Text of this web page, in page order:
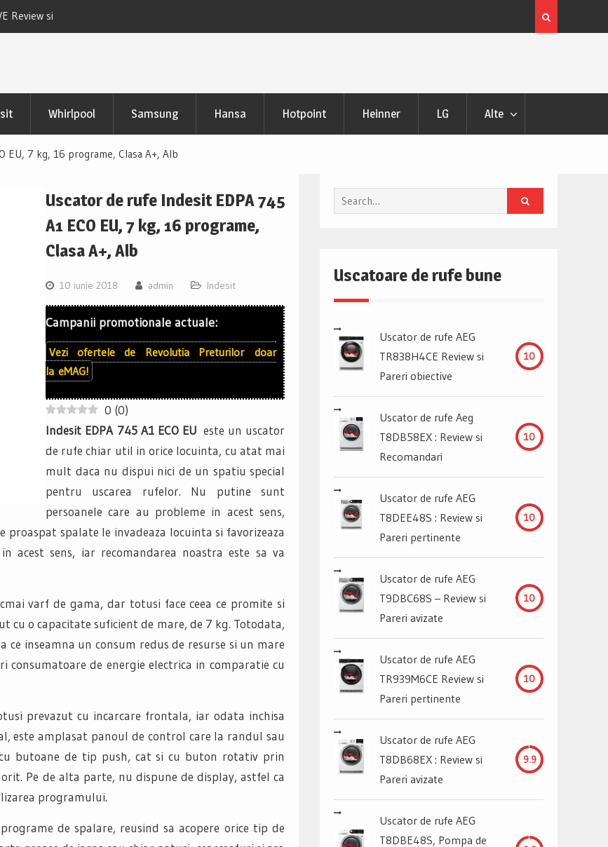
Review si
pertinente
Uscator de rufe Samsung DV90DG52A0AHLE Review
Pareri
Whirlpool Samsung Hansa Hotpoint Heinner LG Alte
EU, 7 kg, 16 programe, Clasa A+, Alb
Uscator de rufe Indesit EDPA 745
A1 ECO EU, 7 kg, 16 programe,
Clasa A+, Alb
10 iunie 2018 admin Indesit
Campanii promotionale actuale:
Vezi ofertele de Revolutia Preturilor
doar
la eMAG!
0 (0)
Indesit EDPA 745 A1 ECO EU este un uscator
de rufe chiar util in orice locuinta, cu atat mai
mult daca nu dispui nici de un spatiu special
pentru uscarea rufelor. Nu putine sunt
persoanele care au probleme in acest sens,
spalate le invadeaza locuinta si favorizeaza
acest sens, iar recomandarea noastra este sa va
varf de gama, dar totusi face ceea ce promite si
cu o capacitate suficient de mare, de 7 kg. Totodata,
ce inseamna un consum redus de resurse si un mare
de energie electrica in comparatie cu
prevazut cu incarcare frontala, iar odata inchisa
este amplasat panoul de control care la randul sau
butoane de tip push, cat si cu buton rotativ prin
Pe de alta parte, nu dispune de display, astfel ca
programului.
de spalare, reusind sa acopere orice tip de
Search
for:
Uscatoare de rufe bune
Uscator de rufe AEG
TR838H4CE Review si
Pareri obiective
10
Uscator de rufe Aeg
T8DB58EX : Review si
Recomandari
10
Uscator de rufe AEG
T8DEE48S : Review si
Pareri pertinente
10
Uscator de rufe AEG
T9DBC68S – Review si
Pareri avizate
10
Uscator de rufe AEG
TR939M6CE Review si
Pareri pertinente
10
Uscator de rufe AEG
T8DB68EX : Review si
Pareri avizate
9.9
Uscator de rufe AEG
T8DBE48S, Pompa de